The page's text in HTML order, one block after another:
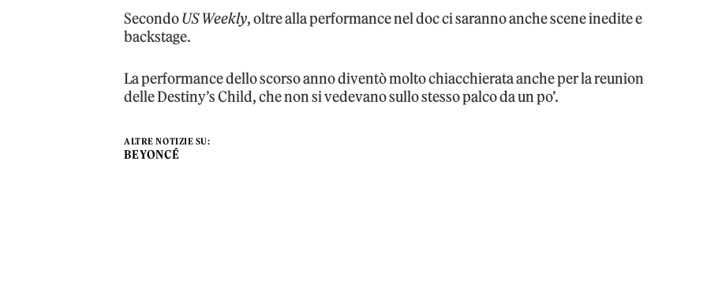
SecondoUS Weekly, oltre alla performance nel doc ci saranno anche scene inedite e
backstage.
La performance dello scorso anno diventò molto chiacchierata anche per la reunion
delle Destiny’s Child, che non si vedevano sullo stesso palco da un po’.
ALTRE NOTIZIE SU:
BEYONCÉ